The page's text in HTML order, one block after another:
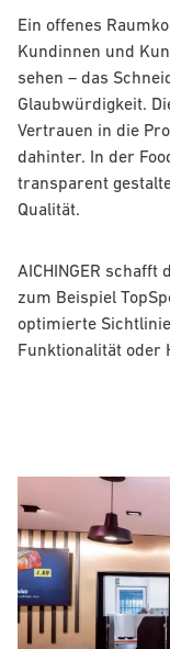
Ein offenes
Kundinnen und
sehen – das
Glaubwürdigkeit.
Vertrauen in die
dahinter. In der
transparent
Qualität.
AICHINGER schafft
zum Beispiel
optimierte
Funktionalität oder